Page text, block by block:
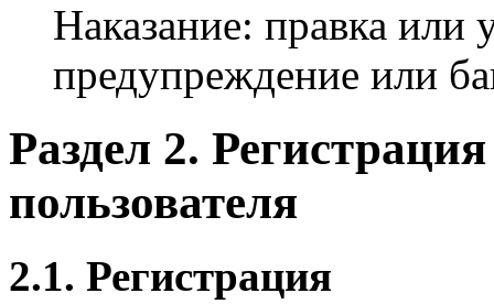
Наказание: правка или
предупреждение или
Раздел 2.
пользователя
2.1. Регистрация